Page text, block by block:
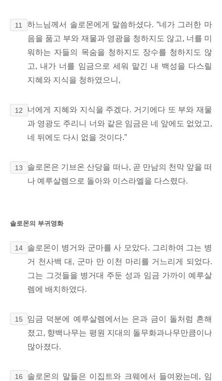
11
하느님께서 솔로몬에게 말씀하셨다. “네가 그러한 마
음을 품고 부와 재물과 영광을 청하지도 않고, 너를 미
워하는 자들의 목숨을 청하지도 장수를 청하지도 않
고, 내가 너를 임금으로 세워 맡긴 내 백성을 다스릴
지혜와 지식을 청하였으니,
12
너에게 지혜와 지식을 주겠다. 거기에다 또 부와 재물
과 영광도 주리니 너와 같은 임금은 네 앞에도 없었고,
네 뒤에도 다시 없을 것이다.”
13 솔로몬은 기브온 산당을 떠나, 곧 만남의 천막 앞을 떠
나 예루살렘으로 돌아와 이스라엘을 다스렸다.
솔로몬의 부귀영화
14
솔로몬이 병거와 군마를 사 모았다. 그리하여 그는 병
거 천사백 대, 군마 만 이천 마리를 거느리게 되었다.
그는 그것들을 병거대 주둔 성과 임금 가까이 예루살
렘에 배치하였다.
15
임금 덕분에 예루살렘에서는 은과 금이 돌처럼 흔해
졌고, 향백나무는 평원 지대의 돌무화과나무만큼이나
많아졌다.
16 솔로몬의 말들은 이집트와 크웨에서 들여왔는데, 임